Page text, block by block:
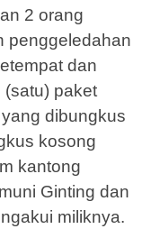
2 orang
penggeledahan
dan
paket
dibungkus
kosong
kantong
Ginting dan
miliknya.